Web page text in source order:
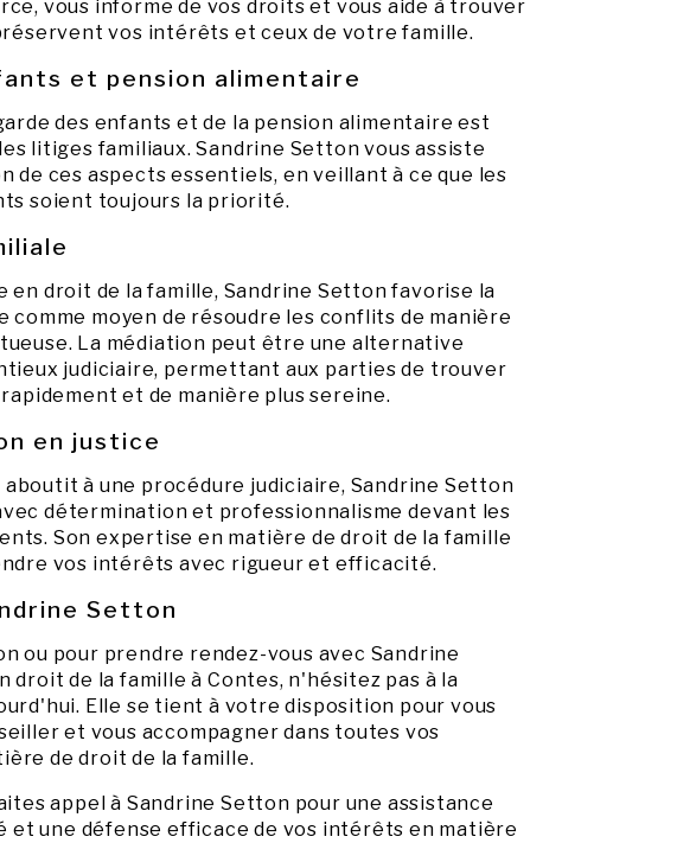
vous informe de vos droits et vous aide à trouver
vos intérêts et ceux de votre famille.
et pension alimentaire
des enfants et de la pension alimentaire est
litiges familiaux. Sandrine Setton vous assiste
de ces aspects essentiels, en veillant à ce que les
soient toujours la priorité.
en droit de la famille, Sandrine Setton favorise la
comme moyen de résoudre les conflits de manière
La médiation peut être une alternative
judiciaire, permettant aux parties de trouver
et de manière plus sereine.
en justice
à une procédure judiciaire, Sandrine Setton
détermination et professionnalisme devant les
Son expertise en matière de droit de la famille
vos intérêts avec rigueur et efficacité.
Setton
ou pour prendre rendez-vous avec Sandrine
droit de la famille à Contes, n'hésitez pas à la
Elle se tient à votre disposition pour vous
et vous accompagner dans toutes vos
de droit de la famille.
appel à Sandrine Setton pour une assistance
et une défense efficace de vos intérêts en matière